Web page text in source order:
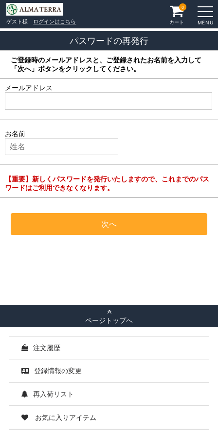
ゲスト様 ログインはこちら MENU
カート
0
パスワードの再発行
ご登録時のメールアドレスと、ご登録されたお名前を入力して
「次へ」ボタンをクリックしてください。
メールアドレス
お名前
【重要】新しくパスワードを発行いたしますので、これまでのパス
ワードはご利用できなくなります。
ページトップへ
注文履歴
登録情報の変更
再入荷リスト
お気に入りアイテム